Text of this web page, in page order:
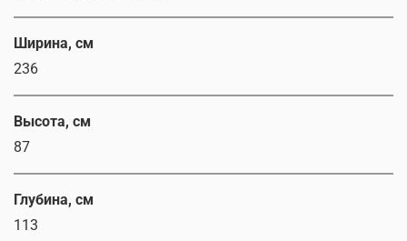
Ширина, см
236
Высота, см
87
Глубина, см
113